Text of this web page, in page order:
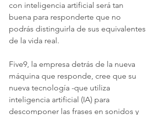
con inteligencia artificial será tan
buena para responderte que no
podrás distinguirla de sus equivalentes
de la vida real.
Five9, la empresa detrás de la nueva
máquina que responde, cree que su
nueva tecnología -que utiliza
inteligencia artificial (IA) para
descomponer las frases en sonidos y